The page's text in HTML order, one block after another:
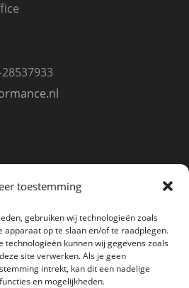
toestemming
gebruiken wij technologieën zoals
apparaat op te slaan en/of te raadplegen.
technologieën kunnen wij gegevens zoals
site verwerken. Als je geen
intrekt, kan dit een nadelige
en mogelijkheden.